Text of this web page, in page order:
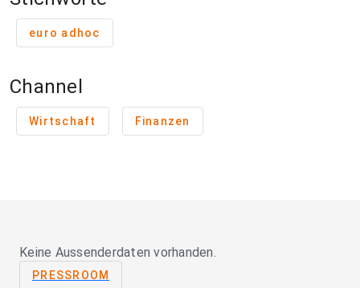
euro adhoc
Channel
Wirtschaft Finanzen
Keine Aussenderdaten vorhanden.
PRESSROOM